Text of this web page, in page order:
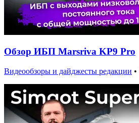
Обзор ИБП Marsriva KP9 Pro
Видеообзоры и дайджесты редакции •